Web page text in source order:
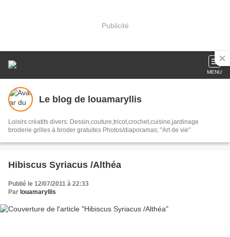
Publicité
MENU
Le blog de louamaryllis
Loisirs créatifs divers: Dessin,couture,tricot,crochet,cuisine,jardinage
broderie grilles à broder gratuites Photos/diaporamas; "Art de vie"
Hibiscus Syriacus /Althéa
Publié le 12/07/2011 à 22:33
Par louamaryllis